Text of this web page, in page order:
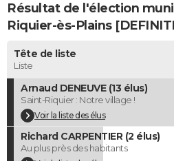
Carte de Noël
Carte Bonne année
Carte Saint-Valentin
Carte Pâques
Carte d'anniversaire
DICTIONNAIRE
Dictionnaire
Biographies
Citations
Expressions
Proverbes
PROGRAMME TV
COPAINS D'AVANT
S'inscrire
Se connecter
Lycées
Collèges
Primaires
Universités
Entreprises
Service militaire
Avis de recherche
AVIS DE DÉCÈS
FORUM
Résultat de l'élection
Riquier-ès-Plains
Tête de liste
Liste
Arnaud DENEUVE (13 élus)
Saint-Riquier : Notre village !
Voir la liste des élus
Richard CARPENTIER (2 élus)
Au plus près des habitants